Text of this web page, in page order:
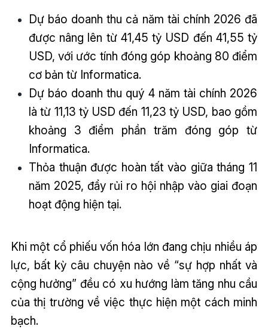
Dự báo doanh thu cả năm tài chính 2026 đã
được nâng lên từ 41,45 tỷ USD đến 41,55 tỷ
USD, với ước tính đóng góp khoảng 80 điểm
cơ bản từ Informatica.
Dự báo doanh thu quý 4 năm tài chính 2026
là từ 11,13 tỷ USD đến 11,23 tỷ USD, bao gồm
khoảng 3 điểm phần trăm đóng góp từ
Informatica.
Thỏa thuận được hoàn tất vào giữa tháng 11
năm 2025, đẩy rủi ro hội nhập vào giai đoạn
hoạt động hiện tại.
Khi một cổ phiếu vốn hóa lớn đang chịu nhiều áp
lực, bất kỳ câu chuyện nào về “sự hợp nhất và
cộng hưởng” đều có xu hướng làm tăng nhu cầu
của thị trường về việc thực hiện một cách minh
bạch.